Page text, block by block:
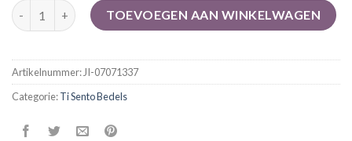
ti sento bedels aantalTOEVOEGEN AAN WINKELWAGEN
Artikelnummer:JI-07071337
Categorie:Ti Sento Bedels